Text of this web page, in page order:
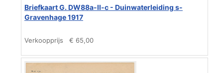
Briefkaart G. DW88a-II-c - Duinwaterleiding s-
Gravenhage 1917
Verkoopprijs € 65,00